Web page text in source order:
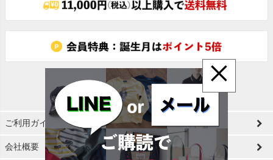
×
ご利用ガイド
会社概要